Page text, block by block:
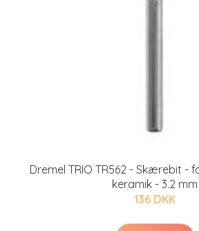
Dremel TRIO TR562 - Skærebit -
keramik - 3.2 mm
136 DKK